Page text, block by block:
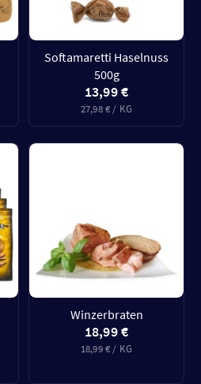
Softamaretti Haselnuss
500g
13,99 €
27,98 € / KG
Winzerbraten
18,99 €
18,99 € / KG